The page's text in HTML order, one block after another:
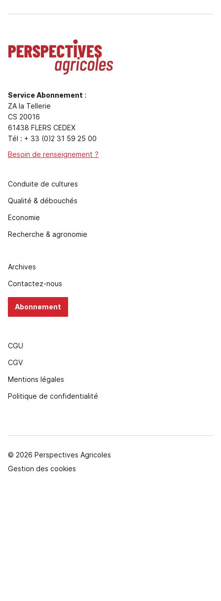
Service Abonnement :
ZA la Tellerie
CS 20016
61438 FLERS CEDEX
Tél : + 33 (0)2 31 59 25 00
Besoin de renseignement ?
Conduite de cultures
Qualité & débouchés
Economie
Recherche & agronomie
Archives
Contactez-nous
Abonnement
CGU
CGV
Mentions légales
Politique de confidentialité
© 2026 Perspectives Agricoles
Gestion des cookies